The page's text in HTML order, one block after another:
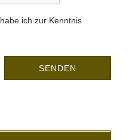
habe ich zur Kenntnis
SENDEN